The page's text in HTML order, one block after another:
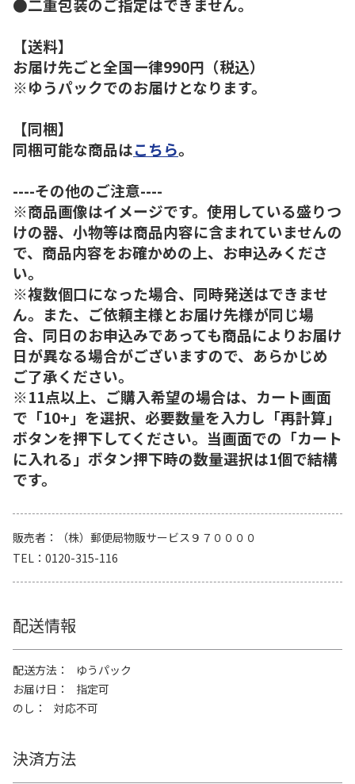
【送料】
お届け先ごと全国一律990円（税込）
※ゆうパックでのお届けとなります。
【同梱】
同梱可能な商品はこちら。
----その他のご注意----
※商品画像はイメージです。使用している盛りつ
けの器、小物等は商品内容に含まれていませんの
で、商品内容をお確かめの上、お申込みくださ
い。
※複数個口になった場合、同時発送はできませ
ん。また、ご依頼主様とお届け先様が同じ場
合、同日のお申込みであっても商品によりお届け
日が異なる場合がございますので、あらかじめ
ご了承ください。
※11点以上、ご購入希望の場合は、カート画面
で「10+」を選択、必要数量を入力し「再計算」
ボタンを押下してください。当画面での「カート
に入れる」ボタン押下時の数量選択は1個で結構
です。
販売者
（株）郵便局物販サービス９７００００
TEL
0120-315-116
配送情報
配送方法
ゆうパック
お届け日
指定可
のし
対応不可
決済方法